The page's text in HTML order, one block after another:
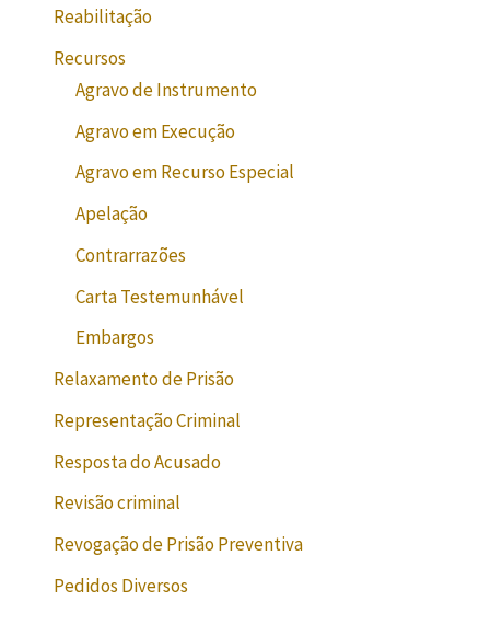
Reabilitação
Recursos
Agravo de Instrumento
Agravo em Execução
Agravo em Recurso Especial
Apelação
Contrarrazões
Carta Testemunhável
Embargos
Relaxamento de Prisão
Representação Criminal
Resposta do Acusado
Revisão criminal
Revogação de Prisão Preventiva
Pedidos Diversos